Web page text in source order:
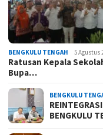
BENGKULU TENGAH 5 Agustus
Ratusan Kepala
Bupa…
BENGKULU
BENGKULU